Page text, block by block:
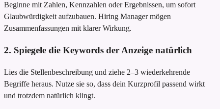
Beginne mit Zahlen, Kennzahlen oder Ergebnissen, um sofort
Glaubwürdigkeit aufzubauen. Hiring Manager mögen
Zusammenfassungen mit klarer Wirkung.
2. Spiegele die Keywords der Anzeige natürlich
Lies die Stellenbeschreibung und ziehe 2–3 wiederkehrende
Begriffe heraus. Nutze sie so, dass dein Kurzprofil passend wirkt
und trotzdem natürlich klingt.